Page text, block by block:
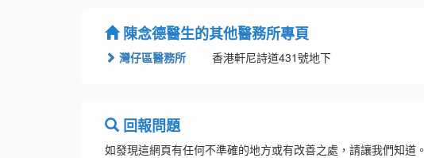
陳念德醫生的其他醫務所專頁
灣仔區醫務所 香港軒尼詩道431號地下
回報問題
如發現這網頁有任何不準確的地方或有改善之處，請讓我們知道。